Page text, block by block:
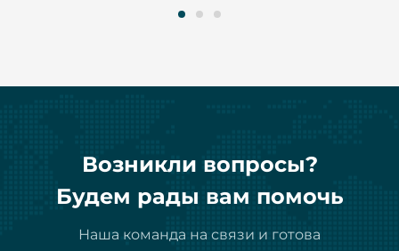
Возникли вопросы?
Будем рады вам помочь
Наша команда на связи и готова